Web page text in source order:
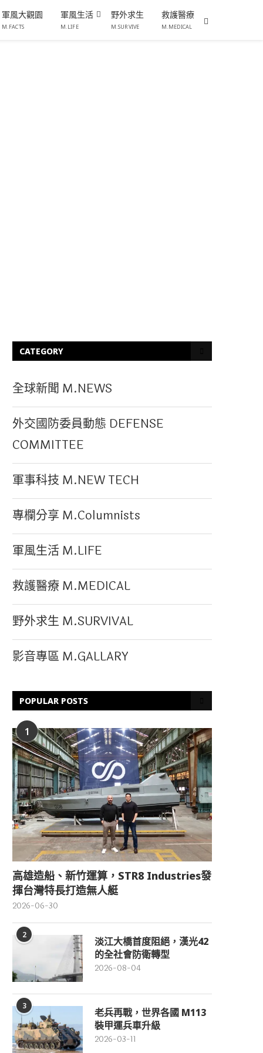
軍風大觀園
M.FACTS
軍風生活
M.LIFE
野外求生
M.SURVIVE
救護醫療
M.MEDICAL
CATEGORY
全球新聞 M.NEWS
外交國防委員動態 DEFENSE
COMMITTEE
軍事科技 M.NEW TECH
專欄分享 M.Columnists
軍風生活 M.LIFE
救護醫療 M.MEDICAL
野外求生 M.SURVIVAL
影音專區 M.GALLARY
POPULAR POSTS
1
高雄造船、新竹運算，STR8 Industries發
揮台灣特長打造無人艇
2026-06-30
2
淡江大橋首度阻絕，漢光42
的全社會防衛轉型
2026-08-04
3
老兵再戰，世界各國 M113
裝甲運兵車升級
2026-03-11